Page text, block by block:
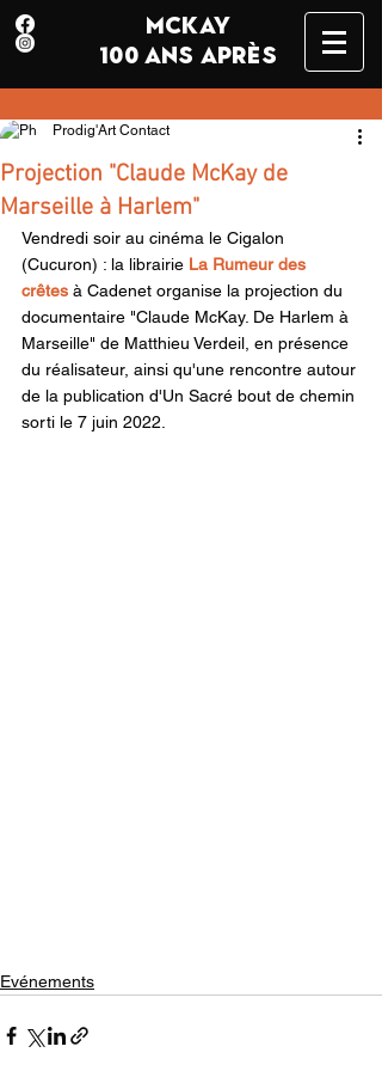
MCKAY
100 ANS APRÈS
Projection "Claude McKay de
Marseille à Harlem"
Prodig'Art Contact
Vendredi soir au cinéma le Cigalon
(Cucuron) : la librairie La Rumeur des
crêtes à Cadenet organise la projection du
documentaire "Claude McKay. De Harlem à
Marseille" de Matthieu Verdeil, en présence
du réalisateur, ainsi qu'une rencontre autour
de la publication d'Un Sacré bout de chemin
sorti le 7 juin 2022.
Evénements